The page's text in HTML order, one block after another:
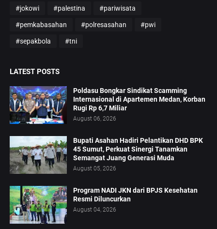
#jokowi #palestina #pariwisata
#pemkabasahan #polresasahan #pwi
#sepakbola #tni
LATEST POSTS
Poldasu Bongkar Sindikat Scamming
Internasional di Apartemen Medan, Korban
Rugi Rp 6,7 Miliar
August 06, 2026
Bupati Asahan Hadiri Pelantikan DHD BPK
45 Sumut, Perkuat Sinergi Tanamkan
Semangat Juang Generasi Muda
August 05, 2026
Program NADI JKN dari BPJS Kesehatan
Resmi Diluncurkan
August 04, 2026